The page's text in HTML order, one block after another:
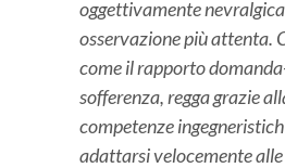
oggettivamente
osservazione più attenta.
come il rapporto
sofferenza, regga grazie
competenze
adattarsi velocemente